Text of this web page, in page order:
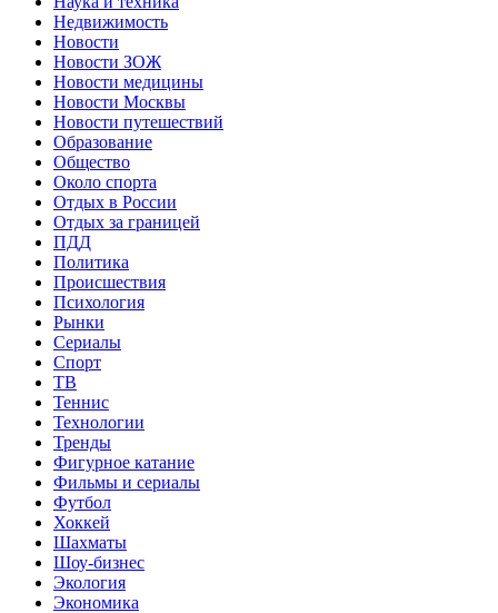
Недвижимость
Новости
Новости ЗОЖ
Новости медицины
Новости Москвы
Новости путешествий
Образование
Общество
Около спорта
Отдых в России
Отдых за границей
ПДД
Политика
Происшествия
Психология
Рынки
Сериалы
Спорт
ТВ
Теннис
Технологии
Тренды
Фигурное катание
Фильмы и сериалы
Футбол
Хоккей
Шахматы
Шоу-бизнес
Экология
Экономика